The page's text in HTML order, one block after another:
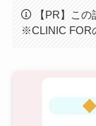
【PR】こ
※CLINIC FOR